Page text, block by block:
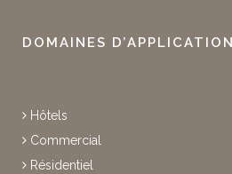
DOMAINES D’APPLICATION
Hôtels
Commercial
Résidentiel